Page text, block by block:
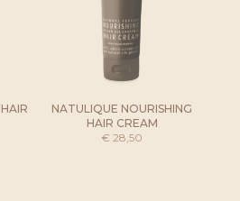
NATULIQUE NOURISHING
HAIR CREAM
€ 28,50